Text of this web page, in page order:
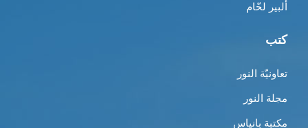
ألبير لحّام
كتب
تعاونيّة النور
مجلة النور
مكتبة بانياس